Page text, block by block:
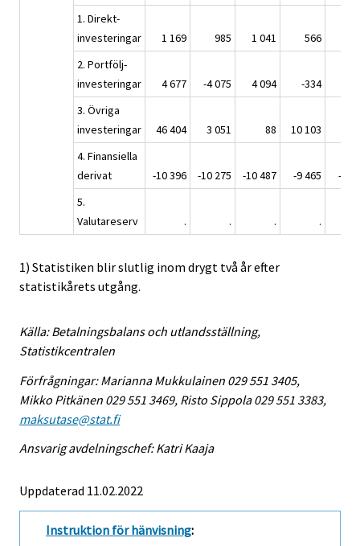
1. Direkt-
investeringar
1 169 985 1 041 566
2. Portfölj-
investeringar
4 677 -4 075 4 094 -334
3. Övriga
investeringar
46 404 3 051 88 10 103
4. Finansiella
derivat
-10 396 -10 275 -10 487 -9 465
-9
5.
Valutareserv
. . . .
1) Statistiken blir slutlig inom drygt två år efter
statistikårets utgång.
Källa: Betalningsbalans och utlandsställning,
Statistikcentralen
Förfrågningar: Marianna Mukkulainen 029 551 3405,
Mikko Pitkänen 029 551 3469, Risto Sippola 029 551 3383,
maksutase@stat.fi
Ansvarig avdelningschef: Katri Kaaja
Uppdaterad 11.02.2022
Instruktion för hänvisning: